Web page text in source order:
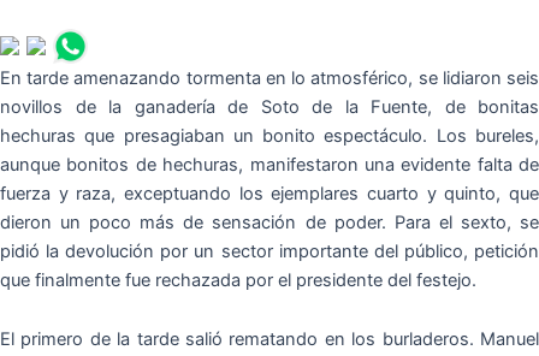
En tarde amenazando tormenta en lo atmosférico, se lidiaron seis
novillos de la ganadería de Soto de la Fuente, de bonitas
hechuras que presagiaban un bonito espectáculo. Los bureles,
aunque bonitos de hechuras, manifestaron una evidente falta de
fuerza y raza, exceptuando los ejemplares cuarto y quinto, que
dieron un poco más de sensación de poder. Para el sexto, se
pidió la devolución por un sector importante del público, petición
que finalmente fue rechazada por el presidente del festejo.
El primero de la tarde salió rematando en los burladeros. Manuel